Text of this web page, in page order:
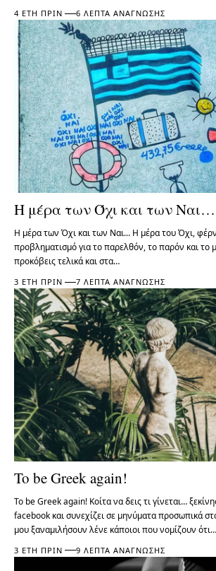
4 ΈΤΗ ΠΡΙΝ 6 ΛΕΠΤΆ ΑΝΆΓΝΩΣΗΣ
Η μέρα των Όχι και των Ναι…
Η μέρα των Όχι και των Ναι... Η μέρα του Όχι,
προβληματισμό για το παρελθόν, το παρόν και το
προκόβεις τελικά και στα…
3 ΈΤΗ ΠΡΙΝ 7 ΛΕΠΤΆ ΑΝΆΓΝΩΣΗΣ
To be Greek again!
To be Greek again! Κοίτα να δεις τι γίνεται…
facebook και συνεχίζει σε μηνύματα προσωπικά
μου ξαναμιλήσουν λένε κάποιοι που νομίζουν ότι…
3 ΈΤΗ ΠΡΙΝ 9 ΛΕΠΤΆ ΑΝΆΓΝΩΣΗΣ